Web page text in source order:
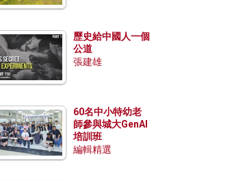
歷史給中國人一個
公道
張建雄
60名中小特幼老
師參與城大GenAI
培訓班
編輯精選